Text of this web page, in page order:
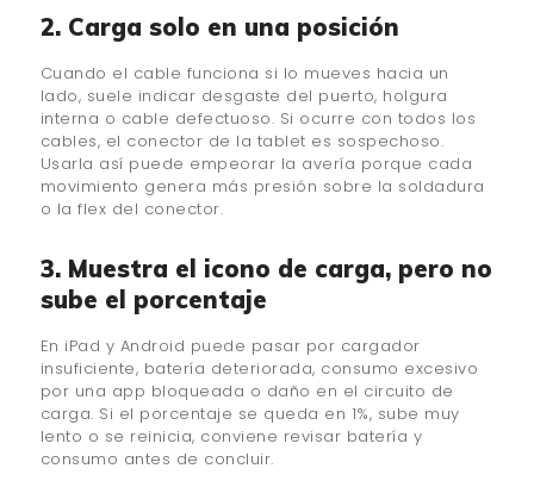
2. Carga solo en una posición
Cuando el cable funciona si lo mueves hacia un
lado, suele indicar desgaste del puerto, holgura
interna o cable defectuoso. Si ocurre con todos los
cables, el conector de la tablet es sospechoso.
Usarla así puede empeorar la avería porque cada
movimiento genera más presión sobre la soldadura
o la flex del conector.
3. Muestra el icono de carga, pero no
sube el porcentaje
En iPad y Android puede pasar por cargador
insuficiente, batería deteriorada, consumo excesivo
por una app bloqueada o daño en el circuito de
carga. Si el porcentaje se queda en 1%, sube muy
lento o se reinicia, conviene revisar batería y
consumo antes de concluir.